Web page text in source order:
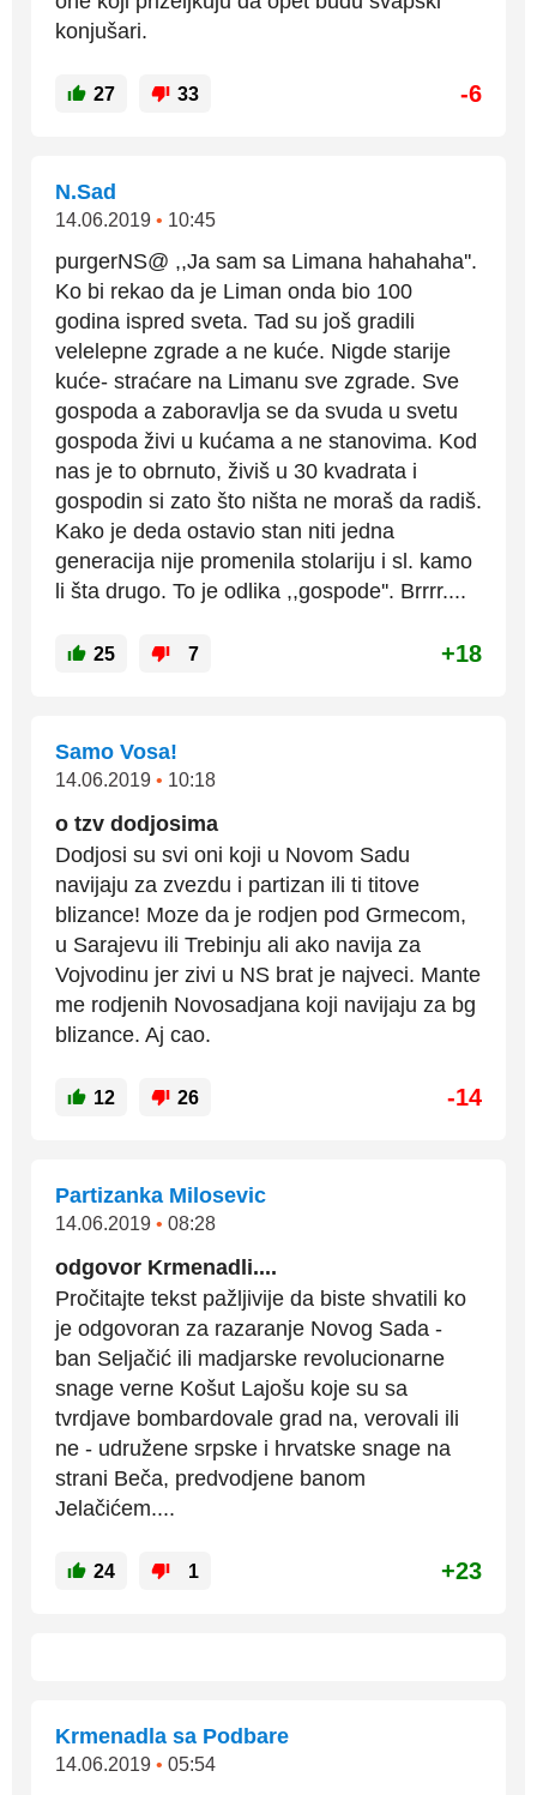
konjušari.
27 33 -6
N.Sad
14.06.2019 • 10:45
purgerNS@ ,,Ja sam sa Limana hahahaha''.
Ko bi rekao da je Liman onda bio 100
godina ispred sveta. Tad su još gradili
velelepne zgrade a ne kuće. Nigde starije
kuće- straćare na Limanu sve zgrade. Sve
gospoda a zaboravlja se da svuda u svetu
gospoda živi u kućama a ne stanovima. Kod
nas je to obrnuto, živiš u 30 kvadrata i
gospodin si zato što ništa ne moraš da radiš.
Kako je deda ostavio stan niti jedna
generacija nije promenila stolariju i sl. kamo
li šta drugo. To je odlika ,,gospode''. Brrrr....
25 7 +18
Samo Vosa!
14.06.2019 • 10:18
o tzv dodjosima
Dodjosi su svi oni koji u Novom Sadu
navijaju za zvezdu i partizan ili ti titove
blizance! Moze da je rodjen pod Grmecom,
u Sarajevu ili Trebinju ali ako navija za
Vojvodinu jer zivi u NS brat je najveci. Mante
me rodjenih Novosadjana koji navijaju za bg
blizance. Aj cao.
12 26 -14
Partizanka Milosevic
14.06.2019 • 08:28
odgovor Krmenadli....
Pročitajte tekst pažljivije da biste shvatili ko
je odgovoran za razaranje Novog Sada -
ban Seljačić ili madjarske revolucionarne
snage verne Košut Lajošu koje su sa
tvrdjave bombardovale grad na, verovali ili
ne - udružene srpske i hrvatske snage na
strani Beča, predvodjene banom
Jelačićem....
24 1 +23
Krmenadla sa Podbare
14.06.2019 • 05:54